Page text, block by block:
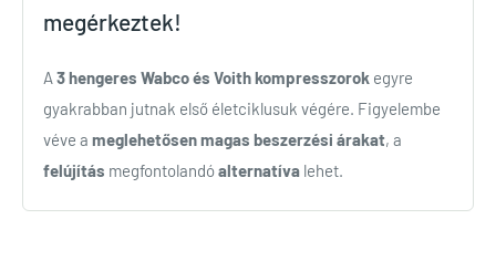
megérkeztek!
A 3 hengeres Wabco és Voith kompresszorok egyre
gyakrabban jutnak első életciklusuk végére. Figyelembe
véve a meglehetősen magas beszerzési árakat, a
felújítás megfontolandóalternatíva lehet.